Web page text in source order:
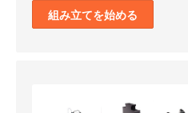
組み立てを始める